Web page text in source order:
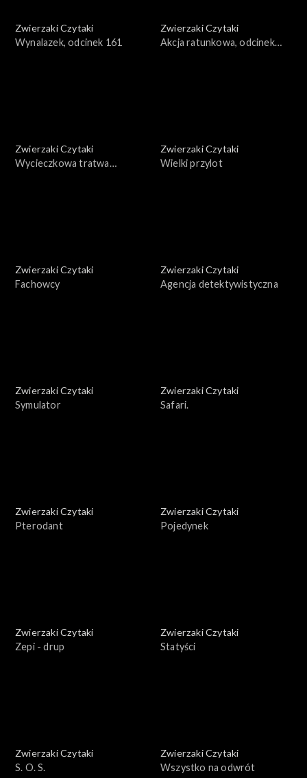
Zwierzaki Czytaki
Wynalazek, odcinek 161
Zwierzaki Czytaki
Akcja ratunkowa, odcinek
Zwierzaki Czytaki
Wycieczkowa tratwa
Zwierzaki Czytaki
Wielki przylot
Zwierzaki Czytaki
Fachowcy
Zwierzaki Czytaki
Agencja detektywistyczna
Zwierzaki Czytaki
Symulator
Zwierzaki Czytaki
Safari.
Zwierzaki Czytaki
Pterodant
Zwierzaki Czytaki
Pojedynek
Zwierzaki Czytaki
Zepi - drup
Zwierzaki Czytaki
Statyści
Zwierzaki Czytaki
S. O. S.
Zwierzaki Czytaki
Wszystko na odwrót